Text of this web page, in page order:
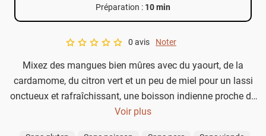
Index des recettes
Préparation : 10 min
A star rating of 0 out of 5.
0 avis Noter
Mixez des mangues bien mûres avec du yaourt, de la
cardamome, du citron vert et un peu de miel pour un lassi
onctueux et rafraîchissant, une boisson indienne proche du
smoothie idéale au petit-déjeuner.
Voir plus